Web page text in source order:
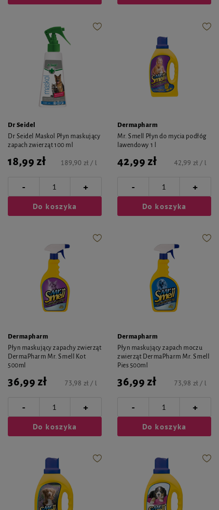
Dr Seidel
Dr Seidel Maskol Płyn maskujący
zapach zwierząt 100 ml
18,99 zł 189,90 zł / l
- +
Do koszyka
Dermapharm
Mr. Smell Płyn do mycia podłóg
lawendowy 1 l
42,99 zł 42,99 zł / l
- +
Do koszyka
Dermapharm
Płyn maskujący zapachy zwierząt
DermaPharm Mr. Smell Kot
500ml
36,99 zł 73,98 zł / l
- +
Do koszyka
Dermapharm
Płyn maskujący zapach moczu
zwierząt DermaPharm Mr. Smell
Pies 500ml
36,99 zł 73,98 zł / l
- +
Do koszyka